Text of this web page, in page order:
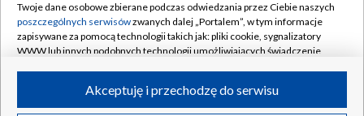
Rada Programowa
System NOS
Informacje o nadawcy
Program dla prasy
Kontakt
Kanały
Twoje dane osobowe zbierane podczas odwiedzania przez Ciebie naszych
poszczególnych serwisówzwanych dalej „Portalem”, w tym informacje
zapisywane za pomocą technologii takich jak: pliki cookie, sygnalizatory
WWW lub innych podobnych technologii umożliwiających świadczenie
ruchu w Internecie.Akceptuję i przechodzę do serwisu